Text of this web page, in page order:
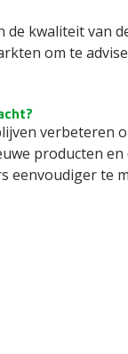
de kwaliteit van
om te
verbeteren
producten
eenvoudiger te